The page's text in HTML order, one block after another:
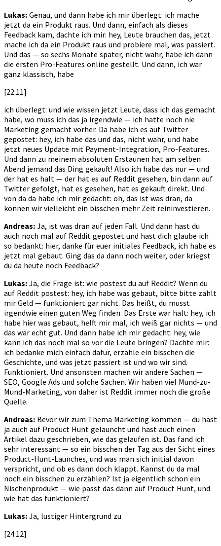
Lukas: Genau, und dann habe ich mir überlegt: ich mache
jetzt da ein Produkt raus. Und dann, einfach als dieses
Feedback kam, dachte ich mir: hey, Leute brauchen das, jetzt
mache ich da ein Produkt raus und probiere mal, was passiert.
Und das — so sechs Monate später, nicht wahr, habe ich dann
die ersten Pro-Features online gestellt. Und dann, ich war
ganz klassisch, habe
[22:11]
ich überlegt: und wie wissen jetzt Leute, dass ich das gemacht
habe, wo muss ich das ja irgendwie — ich hatte noch nie
Marketing gemacht vorher. Da habe ich es auf Twitter
gepostet: hey, ich habe das und das, nicht wahr, und habe
jetzt neues Update mit Payment-Integration, Pro-Features.
Und dann zu meinem absoluten Erstaunen hat am selben
Abend jemand das Ding gekauft! Also ich habe das nur — und
der hat es halt — der hat es auf Reddit gesehen, bin dann auf
Twitter gefolgt, hat es gesehen, hat es gekauft direkt. Und
von da da habe ich mir gedacht: oh, das ist was dran, da
können wir vielleicht ein bisschen mehr Zeit reininvestieren.
Andreas: Ja, ist was dran auf jeden Fall. Und dann hast du
auch noch mal auf Reddit gepostet und hast dich glaube ich
so bedankt: hier, danke für euer initiales Feedback, ich habe es
jetzt mal gebaut. Ging das da dann noch weiter, oder kriegst
du da heute noch Feedback?
Lukas: Ja, die Frage ist: wie postest du auf Reddit? Wenn du
auf Reddit postest: hey, ich habe was gebaut, bitte bitte zahlt
mir Geld — funktioniert gar nicht. Das heißt, du musst
irgendwie einen guten Weg finden. Das Erste war halt: hey, ich
habe hier was gebaut, helft mir mal, ich weiß gar nichts — und
das war echt gut. Und dann habe ich mir gedacht: hey, wie
kann ich das noch mal so vor die Leute bringen? Dachte mir:
ich bedanke mich einfach dafür, erzähle ein bisschen die
Geschichte, und was jetzt passiert ist und wo wir sind.
Funktioniert. Und ansonsten machen wir andere Sachen —
SEO, Google Ads und solche Sachen. Wir haben viel Mund-zu-
Mund-Marketing, von daher ist Reddit immer noch die große
Quelle.
Andreas: Bevor wir zum Thema Marketing kommen — du hast
ja auch auf Product Hunt gelauncht und hast auch einen
Artikel dazu geschrieben, wie das gelaufen ist. Das fand ich
sehr interessant — so ein bisschen der Tag aus der Sicht eines
Product-Hunt-Launches, und was man sich initial davon
verspricht, und ob es dann doch klappt. Kannst du da mal
noch ein bisschen zu erzählen? Ist ja eigentlich schon ein
Nischenprodukt — wie passt das dann auf Product Hunt, und
wie hat das funktioniert?
Lukas: Ja, lustiger Hintergrund zu
[24:12]